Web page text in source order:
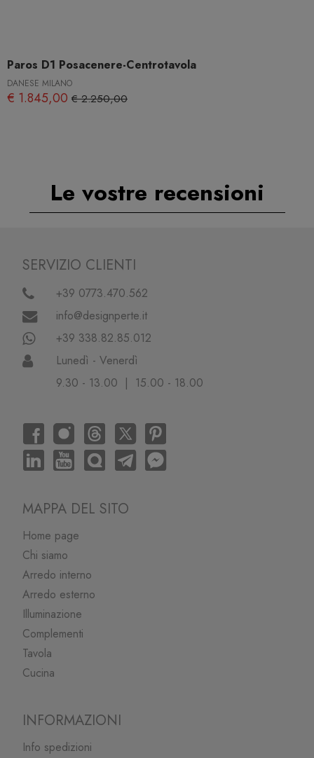
Paros D1 Posacenere-Centrotavola
DANESE MILANO
€ 1.845,00 € 2.250,00
Le vostre recensioni
SERVIZIO CLIENTI
+39 0773.470.562
info@designperte.it
+39 338.82.85.012
Lunedì - Venerdì
9.30 - 13.00 | 15.00 - 18.00
MAPPA DEL SITO
Home page
Chi siamo
Arredo interno
Arredo esterno
Illuminazione
Complementi
Tavola
Cucina
INFORMAZIONI
Info spedizioni